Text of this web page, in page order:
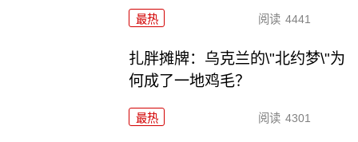
最热 阅读 4441
扎胖摊牌：乌克兰的\"北约梦\"为
何成了一地鸡毛？
最热 阅读 4301